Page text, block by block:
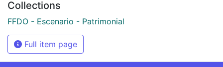
Collections
FFDO - Escenario - Patrimonial
Full item page